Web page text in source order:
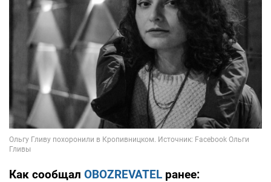
Как сообщал OBOZREVATEL ранее: